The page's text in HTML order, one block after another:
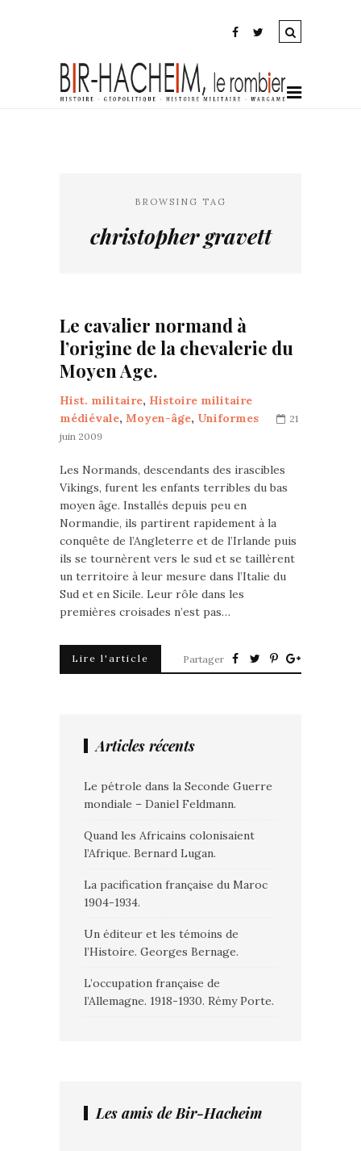
BROWSING TAG
christopher gravett
Le cavalier normand à
l’origine de la chevalerie du
Moyen Age.
Hist. militaire, Histoire militaire
médiévale, Moyen-âge, Uniformes
21
juin 2009
Les Normands, descendants des irascibles
Vikings, furent les enfants terribles du bas
moyen âge. Installés depuis peu en
Normandie, ils partirent rapidement à la
conquête de l’Angleterre et de l’Irlande puis
ils se tournèrent vers le sud et se taillèrent
un territoire à leur mesure dans l’Italie du
Sud et en Sicile. Leur rôle dans les
premières croisades n’est pas…
Lire l'article Partager
Articles récents
Le pétrole dans la Seconde Guerre
mondiale – Daniel Feldmann.
Quand les Africains colonisaient
l’Afrique. Bernard Lugan.
La pacification française du Maroc
1904-1934.
Un éditeur et les témoins de
l’Histoire. Georges Bernage.
L’occupation française de
l’Allemagne. 1918-1930. Rémy Porte.
Les amis de Bir-Hacheim